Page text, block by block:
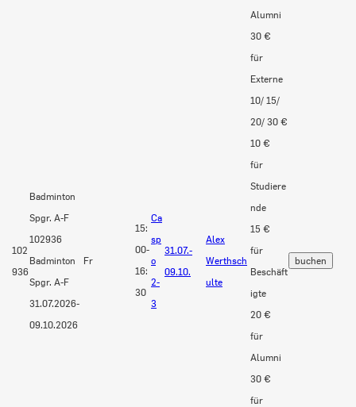
Alumni
30 €
für
Externe
102
936
Badminton
Spgr. A-F
102936
Badminton
Spgr. A-F
31.07.2026-
09.10.2026
Fr
15:
00-
16:
30
Ca
sp
o
2-
3
31.07.-
09.10.
Alex
Werthsch
ulte
10/ 15/
20/ 30 €
10 €
für
Studiere
nde
15 €
für
Beschäft
igte
20 €
für
Alumni
30 €
für